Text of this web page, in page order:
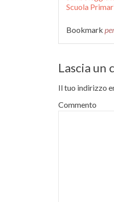
Scuola
Bookmark
Lascia un
Il tuo indirizzo
Commento